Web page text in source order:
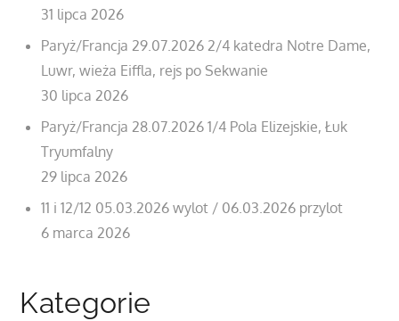
31 lipca 2026
Paryż/Francja 29.07.2026 2/4 katedra Notre Dame,
Luwr, wieża Eiffla, rejs po Sekwanie
30 lipca 2026
Paryż/Francja 28.07.2026 1/4 Pola Elizejskie, Łuk
Tryumfalny
29 lipca 2026
11 i 12/12 05.03.2026 wylot / 06.03.2026 przylot
6 marca 2026
Kategorie